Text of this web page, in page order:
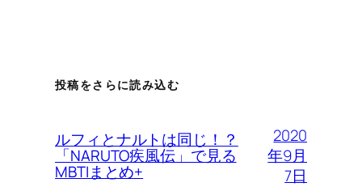
投稿をさらに読み込む
ルフィとナルトは同じ！？
「NARUTO疾風伝」で見る
MBTIまとめ+
2020
年9月
7日